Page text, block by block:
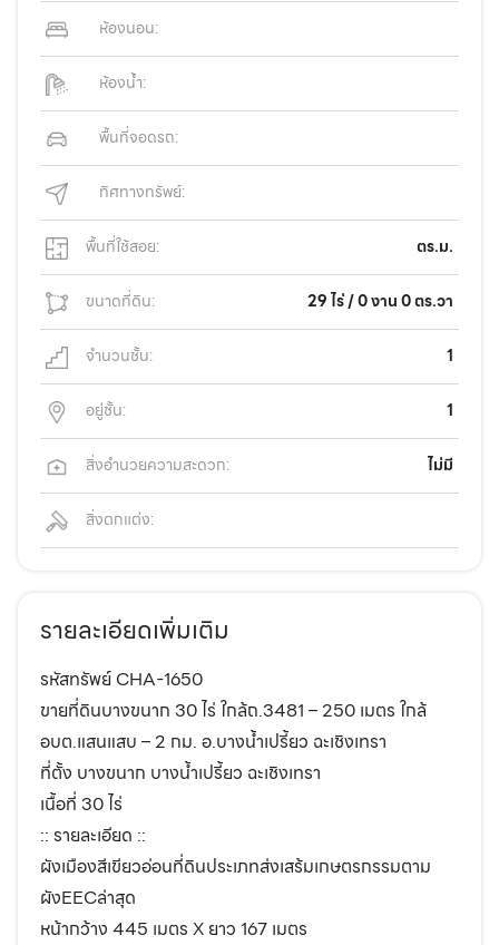
ห้องนอน:
ห้องน้ำ:
พื้นที่จอดรถ:
ทิศทางทรัพย์:
พื้นที่ใช้สอย: ตร.ม.
ขนาดที่ดิน: 29 ไร่ / 0 งาน 0 ตร.วา
จำนวนชั้น: 1
อยู่ชั้น: 1
สิ่งอำนวยความสะดวก: ไม่มี
สิ่งตกแต่ง:
รายละเอียดเพิ่มเติม
รหัสทรัพย์ CHA-1650
ขายที่ดินบางขนาก 30 ไร่ ใกล้ถ.3481 – 250 เมตร ใกล้
อบต.แสนแสบ – 2 กม. อ.บางน้ำเปรี้ยว ฉะเชิงเทรา
ที่ตั้ง บางขนาก บางน้ำเปรี้ยว ฉะเชิงเทรา
เนื้อที่ 30 ไร่
:: รายละเอียด ::
ผังเมืองสีเขียวอ่อนที่ดินประเภทส่งเสร้มเกษตรกรรมตาม
ผังEECล่าสุด
หน้ากว้าง 445 เมตร X ยาว 167 เมตร